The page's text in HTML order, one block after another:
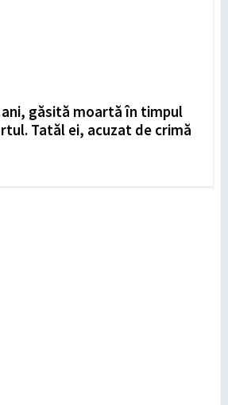
găsită moartă în timpul
Tatăl ei, acuzat de crimă